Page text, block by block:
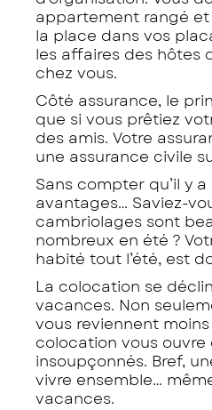
appartement rangé
la place dans vos
les affaires des hôtes
chez vous.
Côté assurance, le
que si vous prêtiez
des amis. Votre
une assurance civile
Sans compter qu’il y a
avantages… Saviez-
cambriolages sont
nombreux en été ?
habité tout l’été, est
La colocation se
vacances. Non
vous reviennent
colocation vous ouvre
insoupçonnés. Bref,
vivre ensemble…
vacances.